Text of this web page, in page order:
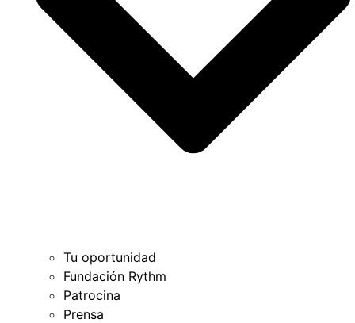
Tu oportunidad
Fundación Rythm
Patrocina
Prensa